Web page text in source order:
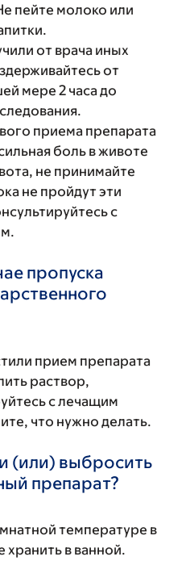
пейте молоко или
от врача иных
от
мере 2 часа до
приема препарата
боль в животе
не принимайте
не пройдут эти
с
пропуска
прием препарата
раствор,
с лечащим
что нужно делать.
(или) выбросить
препарат?
температуре в
хранить в ванной.